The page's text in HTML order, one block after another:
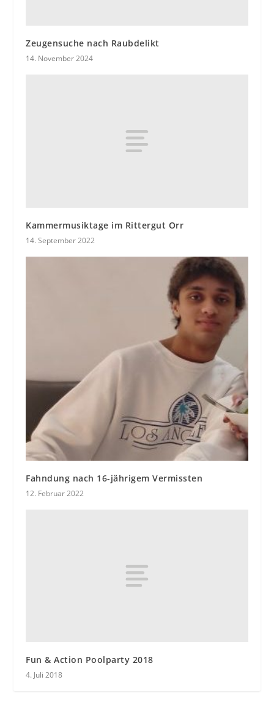
Zeugensuche nach Raubdelikt
14. November 2024
Kammermusiktage im Rittergut Orr
14. September 2022
Fahndung nach 16-jährigem Vermissten
12. Februar 2022
Fun & Action Poolparty 2018
4. Juli 2018